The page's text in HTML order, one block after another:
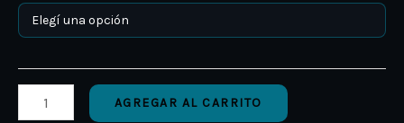
AGREGAR AL CARRITO